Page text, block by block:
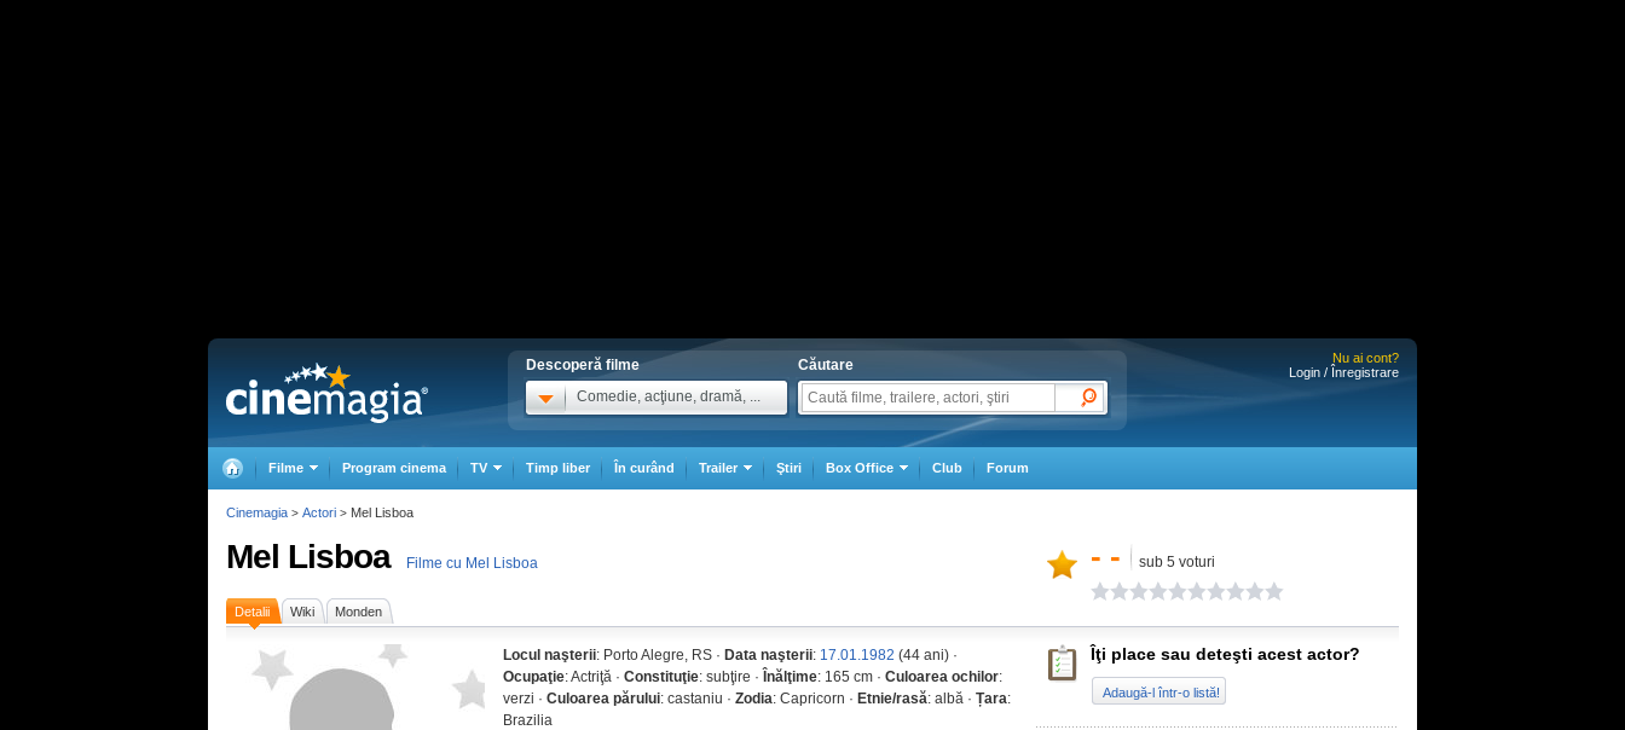
Descoperă filme
Comedie, acţiune, dramă, ...
Căutare
Nu ai cont?
Login / Înregistrare
Filme Program cinema TV Timp liber În curând Trailer Ştiri Box Office Club Forum
Mel Lisboa Filme cu Mel Lisboa - - sub 5 voturi
Detalii Wiki Monden
Locul naşterii: Porto Alegre, RS · Data naşterii: 17.01.1982 (44 ani) ·
Ocupaţie: Actriţă · Constituţie: subţire · Înălţime: 165 cm · Culoarea ochilor:
verzi · Culoarea părului: castaniu · Zodia: Capricorn · Etnie/rasă: albă · Țara:
Brazilia
Îţi place sau deteşti acest actor?
Adaugă-l într-o listă!
Cinemagia > Actori > Mel Lisboa